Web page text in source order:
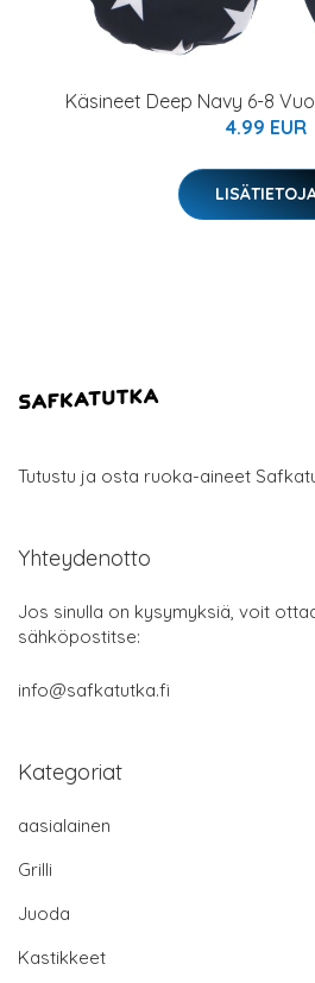
Käsineet Deep Navy 6-8
4.99 EUR
Tutustu ja osta ruoka-aineet
Yhteydenotto
Jos sinulla on kysymyksiä, voit
sähköpostitse:
info@safkatutka.fi
Kategoriat
aasialainen
Grilli
Juoda
Kastikkeet